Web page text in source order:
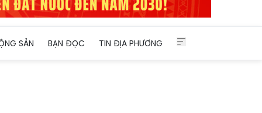
SẢN BẠN ĐỌC TIN ĐỊA PHƯƠNG